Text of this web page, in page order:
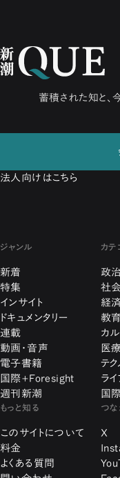
蓄積された知と、
法人向けはこちら
ジャンル
新着
特集
インサイト
ドキュメンタリー
連載
動画・音声
電子書籍
国際+Foresight
週刊新潮
カテ
政治
社
経
教育
カ
医
テク
ライ
国
もっと知る
このサイトについて
料金
よくある質問
つな
X